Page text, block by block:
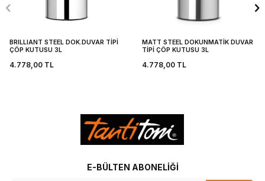
BRILLIANT STEEL DOK.DUVAR TİPİ
ÇÖP KUTUSU 3L
4.778,00 TL
MATT STEEL DOKUNMATİK DUVAR
TİPİ ÇÖP KUTUSU 3L
4.778,00TL
E-BÜLTEN ABONELIĞI